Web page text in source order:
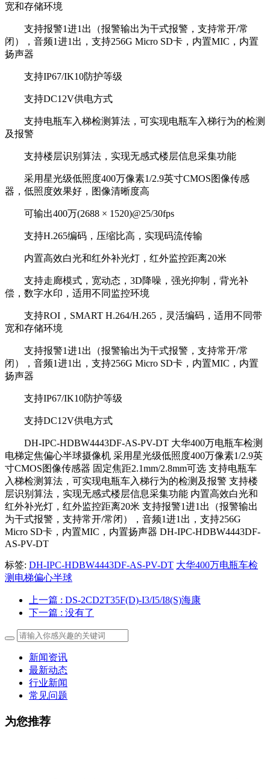
宽和存储环境
支持报警1进1出（报警输出为干式报警，支持常开/常
闭），音频1进1出，支持256G Micro SD卡，内置MIC，内置
扬声器
支持IP67/IK10防护等级
支持DC12V供电方式
支持电瓶车入梯检测算法，可实现电瓶车入梯行为的检测
及报警
支持楼层识别算法，实现无感式楼层信息采集功能
采用星光级低照度400万像素1/2.9英寸CMOS图像传感
器，低照度效果好，图像清晰度高
可输出400万(2688 × 1520)@25/30fps
支持H.265编码，压缩比高，实现码流传输
内置高效白光和红外补光灯，红外监控距离20米
支持走廊模式，宽动态，3D降噪，强光抑制，背光补
偿，数字水印，适用不同监控环境
支持ROI，SMART H.264/H.265，灵活编码，适用不同带
宽和存储环境
支持报警1进1出（报警输出为干式报警，支持常开/常
闭），音频1进1出，支持256G Micro SD卡，内置MIC，内置
扬声器
支持IP67/IK10防护等级
支持DC12V供电方式
DH-IPC-HDBW4443DF-AS-PV-DT 大华400万电瓶车检测
电梯定焦偏心半球摄像机 采用星光级低照度400万像素1/2.9英
寸CMOS图像传感器 固定焦距2.1mm/2.8mm可选 支持电瓶车
入梯检测算法，可实现电瓶车入梯行为的检测及报警 支持楼
层识别算法，实现无感式楼层信息采集功能 内置高效白光和
红外补光灯，红外监控距离20米 支持报警1进1出（报警输出
为干式报警，支持常开/常闭），音频1进1出，支持256G
Micro SD卡，内置MIC，内置扬声器 DH-IPC-HDBW4443DF-
AS-PV-DT
标签: DH-IPC-HDBW4443DF-AS-PV-DT 大华400万电瓶车检
测电梯偏心半球
上一篇 : DS-2CD2T35F(D)-I3/I5/I8(S)海康
下一篇 : 没有了
新闻资讯
最新动态
行业新闻
常见问题
为您推荐